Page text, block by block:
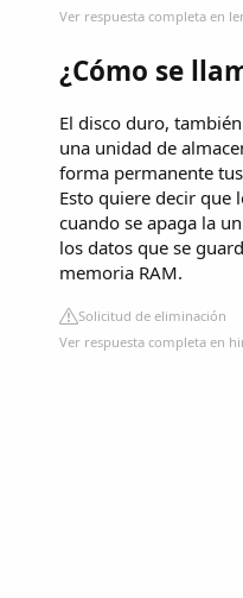
Ver respuesta completa en
¿Cómo se
El disco duro,
una unidad de
forma permanente
Esto quiere decir que
cuando se apaga la
los datos que se
memoria RAM.
Solicitud de eliminación
Ver respuesta completa en